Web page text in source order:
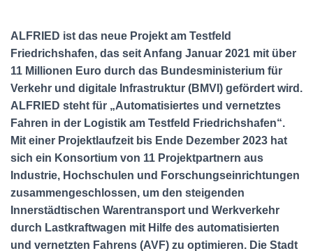
ALFRIED ist das neue Projekt am Testfeld
Friedrichshafen, das seit Anfang Januar 2021 mit über
11 Millionen Euro durch das Bundesministerium für
Verkehr und digitale Infrastruktur (BMVI) gefördert wird.
ALFRIED steht für „Automatisiertes und vernetztes
Fahren in der Logistik am Testfeld Friedrichshafen“.
Mit einer Projektlaufzeit bis Ende Dezember 2023 hat
sich ein Konsortium von 11 Projektpartnern aus
Industrie, Hochschulen und Forschungseinrichtungen
zusammengeschlossen, um den steigenden
Innerstädtischen Warentransport und Werkverkehr
durch Lastkraftwagen mit Hilfe des automatisierten
und vernetzten Fahrens (AVF) zu optimieren. Die Stadt